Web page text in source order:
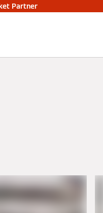
Partner